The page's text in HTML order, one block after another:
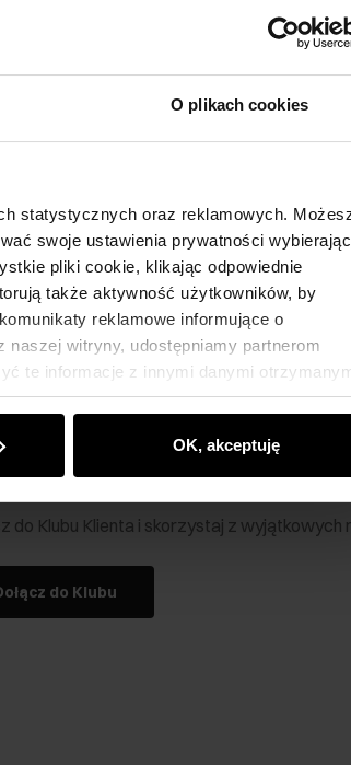
O plikach cookies
statystycznych oraz reklamowych.
swoje ustawienia prywatności wybierając
pliki cookie, klikając odpowiednie
także aktywność użytkowników, by
reklamowe informujące o
witryny, udostępniamy partnerom
te informacje z innymi danymi
OK, akceptuję
Klienta Ochnik
do Klubu Klienta i skorzystaj z
do Klubu